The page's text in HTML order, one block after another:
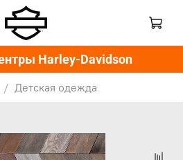
Harley-Davidson
Детская одежда